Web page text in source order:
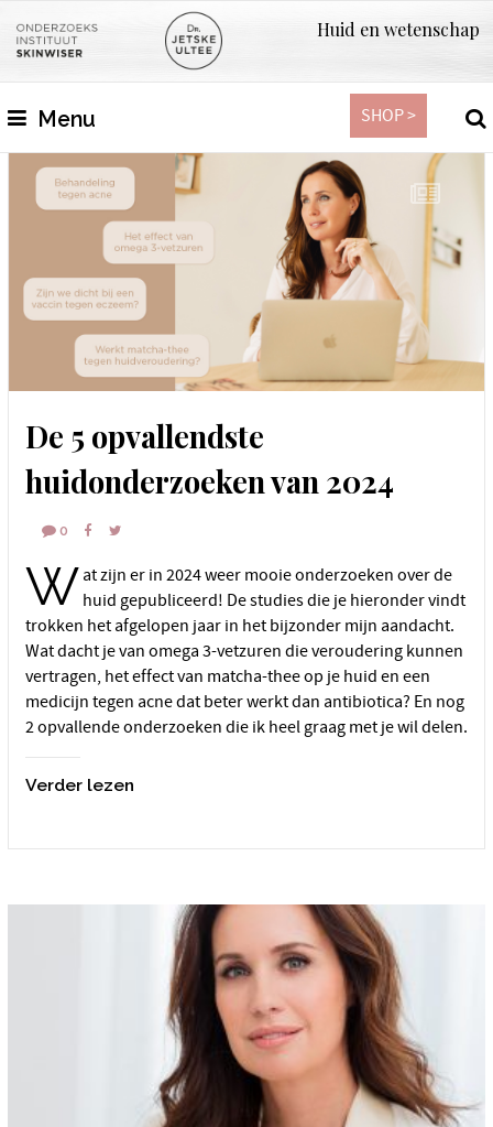
Huid en wetenschap
Menu SHOP >
De 5 opvallendste
huidonderzoeken van 2024
0
W at zijn er in 2024 weer mooie onderzoeken over de
huid gepubliceerd! De studies die je hieronder vindt
trokken het afgelopen jaar in het bijzonder mijn aandacht.
Wat dacht je van omega 3-vetzuren die veroudering kunnen
vertragen, het effect van matcha-thee op je huid en een
medicijn tegen acne dat beter werkt dan antibiotica? En nog
2 opvallende onderzoeken die ik heel graag met je wil delen.
Verder lezen